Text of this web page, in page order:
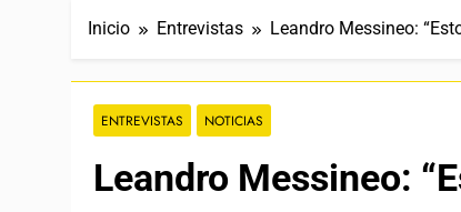
Inicio Entrevistas Leandro Messineo:
ENTREVISTAS NOTICIAS
Leandro Messineo: